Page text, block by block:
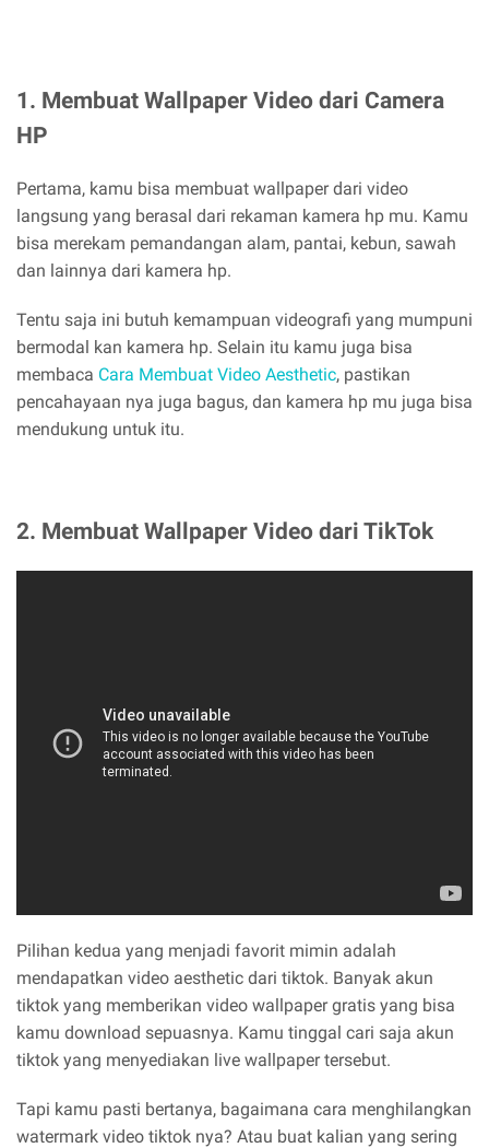
1. Membuat Wallpaper Video dari Camera
HP
Pertama, kamu bisa membuat wallpaper dari video
langsung yang berasal dari rekaman kamera hp mu. Kamu
bisa merekam pemandangan alam, pantai, kebun, sawah
dan lainnya dari kamera hp.
Tentu saja ini butuh kemampuan videografi yang mumpuni
bermodal kan kamera hp. Selain itu kamu juga bisa
membaca Cara Membuat Video Aesthetic, pastikan
pencahayaan nya juga bagus, dan kamera hp mu juga bisa
mendukung untuk itu.
2. Membuat Wallpaper Video dari TikTok
Pilihan kedua yang menjadi favorit mimin adalah
mendapatkan video aesthetic dari tiktok. Banyak akun
tiktok yang memberikan video wallpaper gratis yang bisa
kamu download sepuasnya. Kamu tinggal cari saja akun
tiktok yang menyediakan live wallpaper tersebut.
Tapi kamu pasti bertanya, bagaimana cara menghilangkan
watermark video tiktok nya? Atau buat kalian yang sering